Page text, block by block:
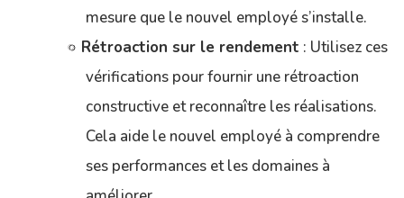
mesure que le nouvel employé s’installe.
Rétroaction sur le rendement : Utilisez ces
vérifications pour fournir une rétroaction
constructive et reconnaître les réalisations.
Cela aide le nouvel employé à comprendre
ses performances et les domaines à